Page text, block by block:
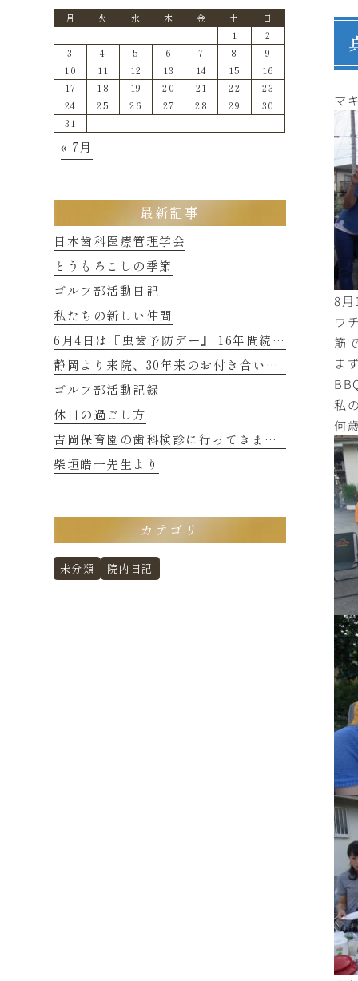
マ
8月
ウ
筋
ま
私
何
月 火 水 木 金 土
日
1
2
3
4 5 6 7 8
9
10
11 12 13 14 15
16
17
18 19 20 21 22
23
24
25 26 27 28 29
30
31
« 7月
最新記事
日本歯科医療管理学会
とうもろこしの季節
ゴルフ部活動日記
私たちの新しい仲間
6月4日は『虫歯予防デー』 16年間続くご縁に感謝
静岡より来院、30年来のお付き合いの患者さまのお話し 2
ゴルフ部活動記録
休日の過ごし方
吉岡保育園の歯科検診に行ってきました
柴垣皓一先生より
カテゴリ
未分類 院内日記